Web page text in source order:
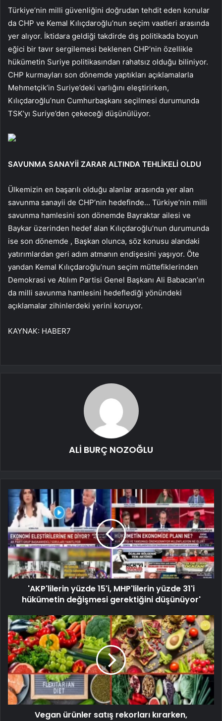
Türkiye’nin milli güvenliğini doğrudan tehdit eden konular
da CHP ve Kemal Kılıçdaroğlu’nun seçim vaatleri arasında
yer alıyor. İktidara geldiği takdirde dış politikada boyun
eğici bir tavır sergilemesi beklenen CHP’nin özellikle
hükümetin Suriye politikasından rahatsız olduğu biliniyor.
CHP kurmayları son dönemde yaptıkları açıklamalarla
Mehmetçik’in Suriye’deki varlığını eleştirirken,
Kılıçdaroğlu’nun Cumhurbaşkanı seçilmesi durumunda
TSK’yı Suriye’den çekeceği düşünülüyor.
SAVUNMA SANAYİİ ZARAR ALTINDA TEHLİKELİ OLDU
Ülkemizin en başarılı olduğu alanlar arasında yer alan
savunma sanayii de CHP’nin hedefinde… Türkiye’nin milli
savunma hamlesini son dönemde Bayraktar ailesi ve
Baykar üzerinden hedef alan Kılıçdaroğlu’nun durumunda
ise son dönemde , Başkan olunca, söz konusu alandaki
yatırımlardan geri adım atmanın endişesini yaşıyor. Öte
yandan Kemal Kılıçdaroğlu’nun seçim müttefiklerinden
Demokrasi ve Atılım Partisi Genel Başkanı Ali Babacan’ın
da milli savunma hamlesini hedeflediği yönündeki
açıklamalar zihinlerdeki yerini koruyor.
KAYNAK: HABER7
ALİ BURÇ NOZOĞLU
'AKP'lilerin yüzde 15'i, MHP'lilerin yüzde 31'i
hükümetin değişmesi gerektiğini düşünüyor'
Vegan ürünler satış rekorları kırarken,